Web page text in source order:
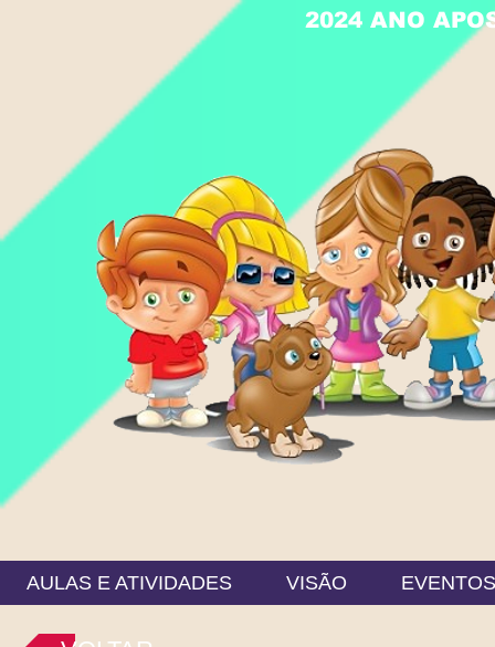
2024 ANO
AULAS E ATIVIDADES VISÃO EVENTOS